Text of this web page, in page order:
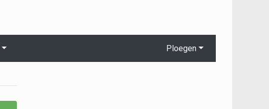
Ploegen